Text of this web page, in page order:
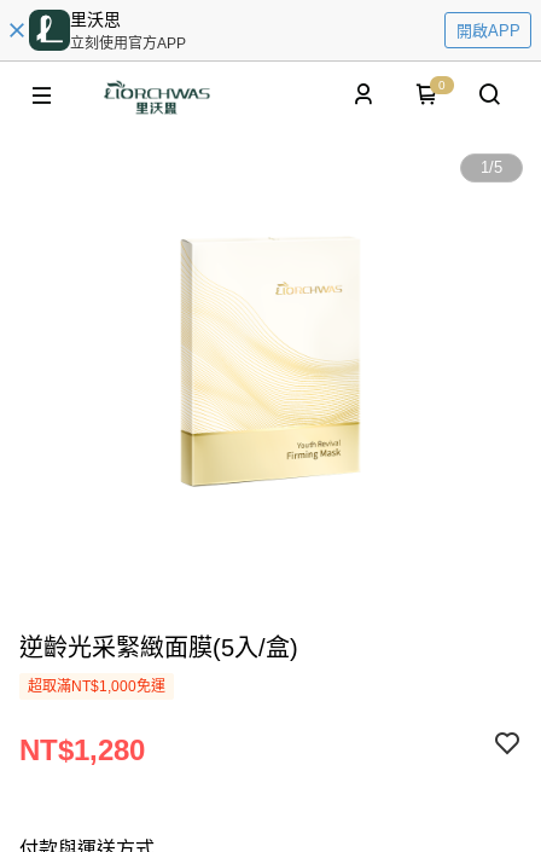
里沃思
立刻使用官方APP
開啟APP
0
1/5
逆齡光采緊緻面膜(5入/盒)
超取滿NT$1,000免運
NT$1,280